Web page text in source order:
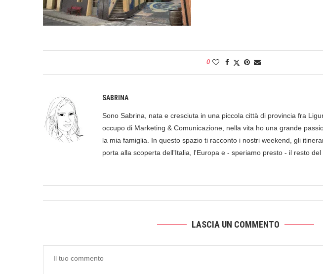
0
SABRINA
Sono Sabrina, nata e cresciuta in una piccola città di provincia fra
occupo di Marketing & Comunicazione, nella vita ho una grande
la mia famiglia. In questo spazio ti racconto i nostri weekend, gli
porta alla scoperta dell'Italia, l'Europa e - speriamo presto - il resto del
LASCIA UN COMMENTO